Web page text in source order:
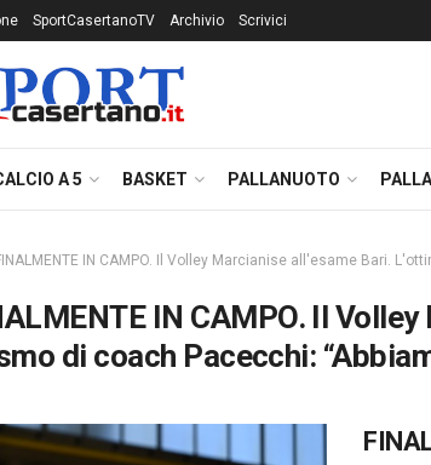
SportCasertanoTV Archivio Scrivici
A 5 BASKET PALLANUOTO
IN CAMPO. Il Volley Marcianise all'esame Bari.
IN CAMPO. Il
di coach Pacecchi: